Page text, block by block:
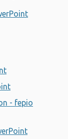
- fepio